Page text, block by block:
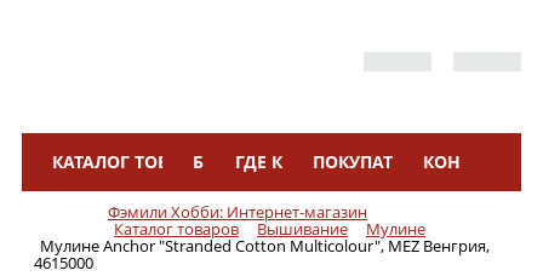
КАТАЛОГ ТОВАРОВБРЕНДЫГДЕ КУПИТЬПОКУПАТЕЛЯМКОНТАКТЫ
Фэмили Хобби: Интернет-магазин
Каталог товаров Вышивание Мулине
Мулине Anchor "Stranded Cotton Multicolour", MEZ Венгрия,
4615000